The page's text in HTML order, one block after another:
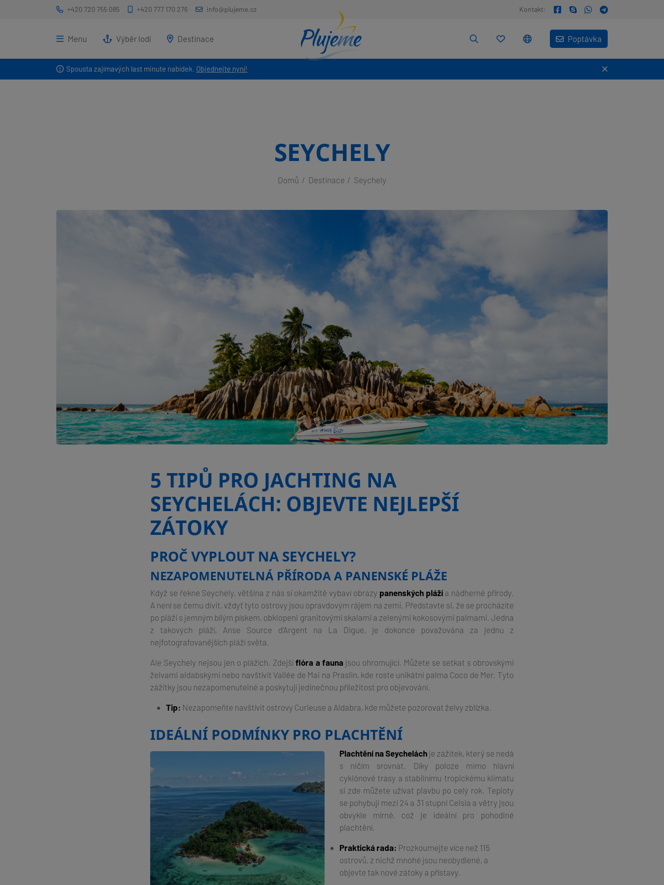
Spousta zajímavých last minute nabídek. Objednejte nyní!
+420 720 755 085 +420 777 170 276 info@plujeme.cz Kontakt:
Menu Výběr lodí Destinace Poptávka
SEYCHELY
Domů Destinace Seychely
5 TIPŮ PRO JACHTING NA
SEYCHELÁCH: OBJEVTE NEJLEPŠÍ
ZÁTOKY
PROČ VYPLOUT NA SEYCHELY?
NEZAPOMENUTELNÁ PŘÍRODA A PANENSKÉ PLÁŽE
Když se řekne Seychely, většina z nás si okamžitě vybaví obrazy panenských plážía nádherné přírody.
A není se čemu divit, vždyť tyto ostrovy jsou opravdovým rájem na zemi. Představte si, že se procházíte
po pláži s jemným bílým pískem, obklopeni granitovými skalami a zelenými kokosovými palmami. Jedna
z takových pláží, Anse Source d'Argent na La Digue, je dokonce považována za jednu z
nejfotografovanějších pláží světa.
Ale Seychely nejsou jen o plážích. Zdejšíflóra a fauna jsou ohromující. Můžete se setkat s obrovskými
želvami aldabskými nebo navštívit Vallée de Mai na Praslin, kde roste unikátní palma Coco de Mer. Tyto
zážitky jsou nezapomenutelné a poskytují jedinečnou příležitost pro objevování.
Tip: Nezapomeňte navštívit ostrovy Curieuse a Aldabra, kde můžete pozorovat želvy zblízka.
IDEÁLNÍ PODMÍNKY PRO PLACHTĚNÍ
Plachtění na Seychelách je zážitek, který se nedá
s ničím srovnat. Díky poloze mimo hlavní
cyklónové trasy a stabilnímu tropickému klimatu
si zde můžete užívat plavbu po celý rok. Teploty
se pohybují mezi 24 a 31 stupni Celsia a větry jsou
obvykle mírné, což je ideální pro pohodlné
plachtění.
Praktická rada: Prozkoumejte více než 115
ostrovů, z nichž mnohé jsou neobydlené, a
objevte tak nové zátoky a přístavy.